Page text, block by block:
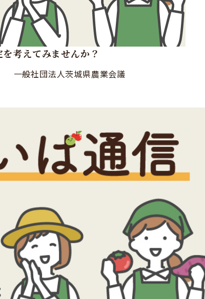
考えてみませんか？
一般社団法人茨城県農業会議